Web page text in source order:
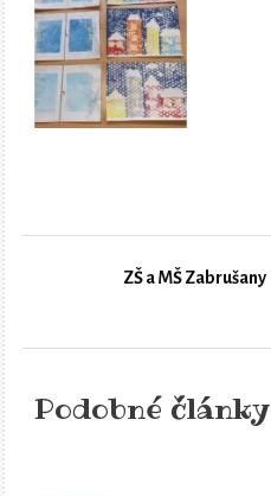
ZŠ a MŠ Zabrušany
Podobné články